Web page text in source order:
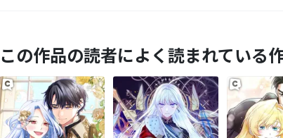
この作品の読者によく読まれている